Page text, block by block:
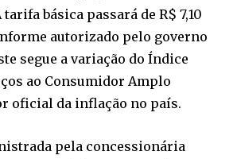
básica passará de R$ 7,10
autorizado pelo governo
segue a variação do Índice
ao Consumidor Amplo
oficial da inflação no país.
pela concessionária